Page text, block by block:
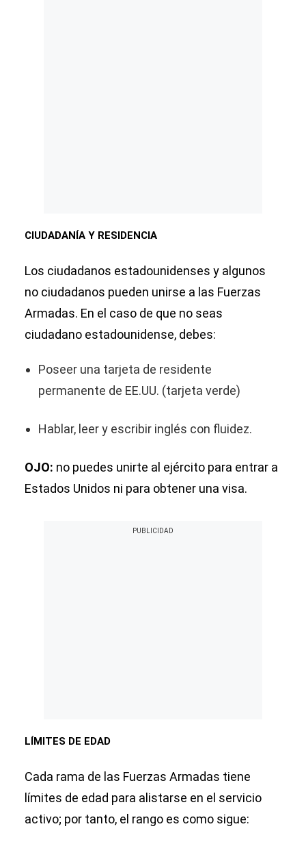
CIUDADANÍA Y RESIDENCIA
Los ciudadanos estadounidenses y algunos
no ciudadanos pueden unirse a las Fuerzas
Armadas. En el caso de que no seas
ciudadano estadounidense, debes:
Poseer una tarjeta de residente
permanente de EE.UU. (tarjeta verde)
Hablar, leer y escribir inglés con fluidez.
OJO: no puedes unirte al ejército para entrar a
Estados Unidos ni para obtener una visa.
LÍMITES DE EDAD
Cada rama de las Fuerzas Armadas tiene
límites de edad para alistarse en el servicio
activo; por tanto, el rango es como sigue: